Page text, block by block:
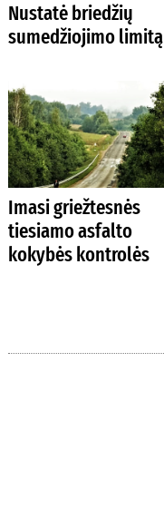
Nustatė briedžių
sumedžiojimo limitą
Imasi griežtesnės
tiesiamo asfalto
kokybės kontrolės